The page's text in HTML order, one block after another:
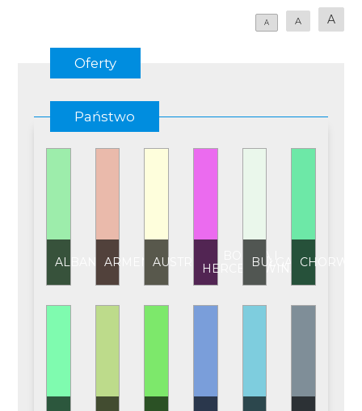
A A A
Oferty
Państwo
ALBANIAARMENIAAUSTRIA
BOŚNIA I
HERCEGOWINA
BUŁGARIA